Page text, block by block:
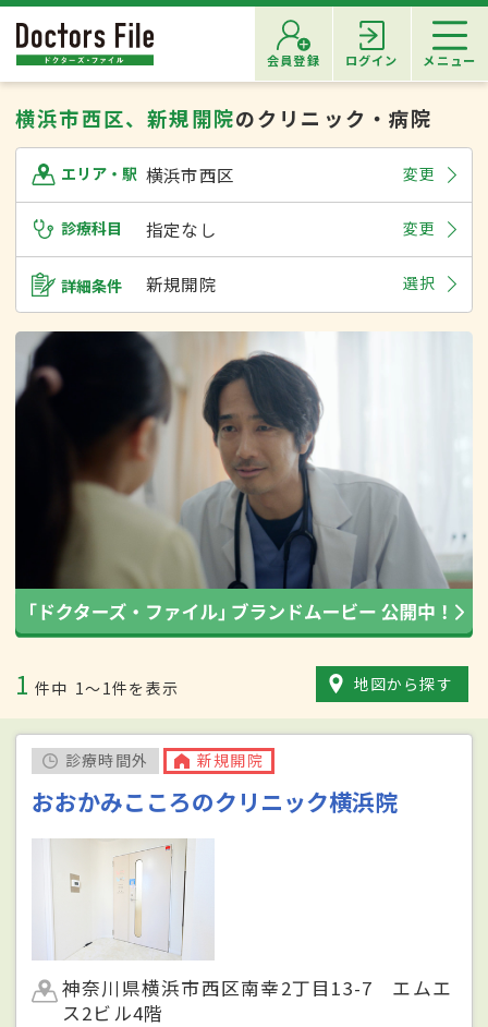
会員登録 ログイン メニュー
横浜市西区、新規開院のクリニック・病院
エリア・駅 横浜市西区 変更
診療科目 指定なし 変更
詳細条件 新規開院 選択
1 件中 1〜1件を表示 地図から探す
診療時間外 新規開院
おおかみこころのクリニック横浜院
神奈川県横浜市西区南幸2丁目13-7 エムエ
ス2ビル4階